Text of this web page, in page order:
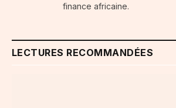
finance africaine.
LECTURES RECOMMANDÉES